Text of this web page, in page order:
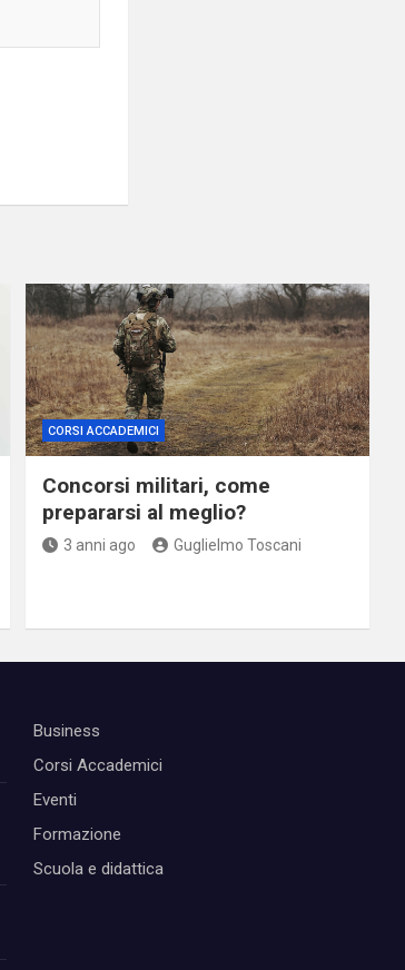
CORSI ACCADEMICI
Concorsi militari, come
prepararsi al meglio?
3 anni ago Guglielmo Toscani
Business
Corsi Accademici
Eventi
Formazione
Scuola e didattica